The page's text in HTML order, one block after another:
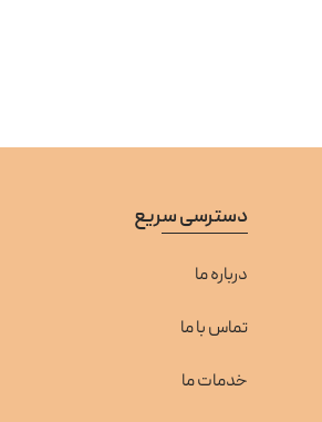
دسترسی سریع
درباره ما
تماس با ما
خدمات ما